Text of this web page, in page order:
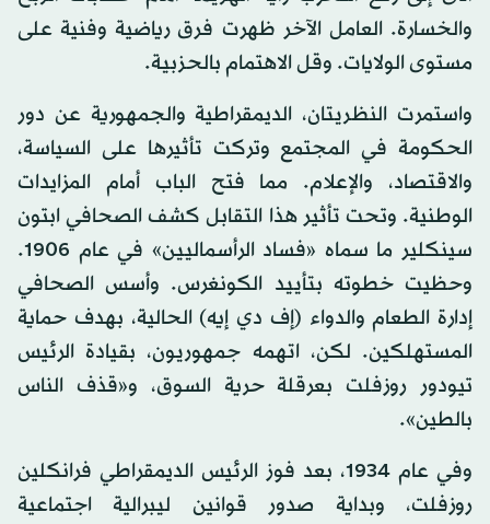
والخسارة. العامل الآخر ظهرت فرق رياضية وفنية على
مستوى الولايات. وقل الاهتمام بالحزبية.
واستمرت النظريتان، الديمقراطية والجمهورية عن دور
الحكومة في المجتمع وتركت تأثيرها على السياسة،
والاقتصاد، والإعلام. مما فتح الباب أمام المزايدات
الوطنية. وتحت تأثير هذا التقابل كشف الصحافي ابتون
سينكلير ما سماه «فساد الرأسماليين» في عام 1906.
وحظيت خطوته بتأييد الكونغرس. وأسس الصحافي
إدارة الطعام والدواء (إف دي إيه) الحالية، بهدف حماية
المستهلكين. لكن، اتهمه جمهوريون، بقيادة الرئيس
تيودور روزفلت بعرقلة حرية السوق، و«قذف الناس
بالطين».
وفي عام 1934، بعد فوز الرئيس الديمقراطي فرانكلين
روزفلت، وبداية صدور قوانين ليبرالية اجتماعية